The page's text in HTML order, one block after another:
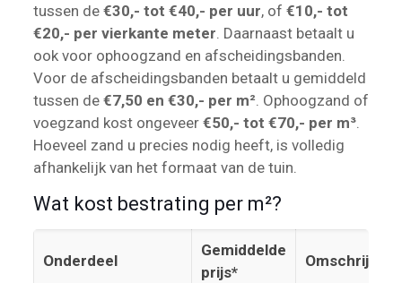
tussen de €30,- tot €40,- per uur, of €10,- tot
€20,- per vierkante meter. Daarnaast betaalt u
ook voor ophoogzand en afscheidingsbanden.
Voor de afscheidingsbanden betaalt u gemiddeld
tussen de €7,50 en €30,- per m². Ophoogzand of
voegzand kost ongeveer €50,- tot €70,- per m³.
Hoeveel zand u precies nodig heeft, is volledig
afhankelijk van het formaat van de tuin.
Wat kost bestrating per m²?
Onderdeel
Gemiddelde
prijs*
Omschrijving